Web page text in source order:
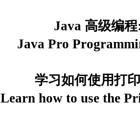
Java 高级编
Java Pro
学习如何使用打
Learn how to use the